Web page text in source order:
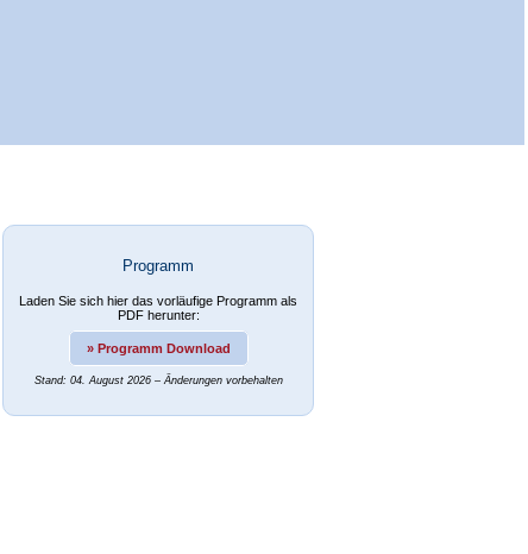
Programm
Laden Sie sich hier das vorläufige Programm als
PDF herunter:
» Programm Download
Stand: 04. August 2026 – Änderungen vorbehalten